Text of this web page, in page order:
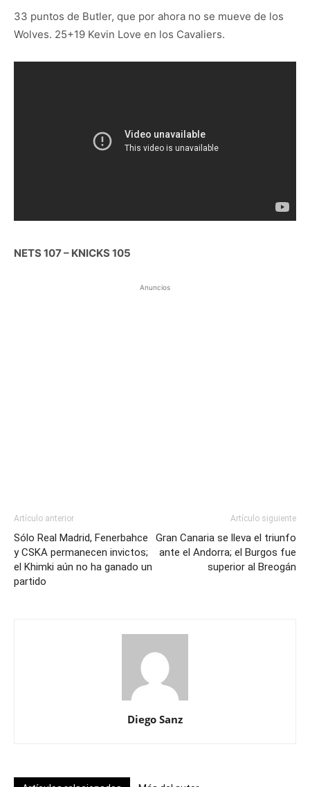
33 puntos de Butler, que por ahora no se mueve de los
Wolves. 25+19 Kevin Love en los Cavaliers.
NETS 107 – KNICKS 105
Anuncios
Artículo anterior
Sólo Real Madrid, Fenerbahce
y CSKA permanecen invictos;
el Khimki aún no ha ganado un
partido
Artículo siguiente
Gran Canaria se lleva el triunfo
ante el Andorra; el Burgos fue
superior al Breogán
Diego Sanz